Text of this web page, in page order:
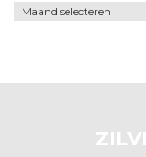
Archief